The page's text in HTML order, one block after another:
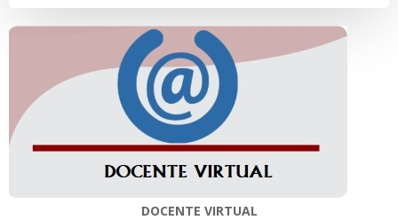
DOCENTE VIRTUAL